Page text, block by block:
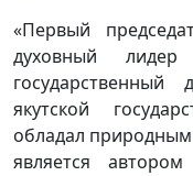
«Первый
духовный
якутской
обладал природным
является